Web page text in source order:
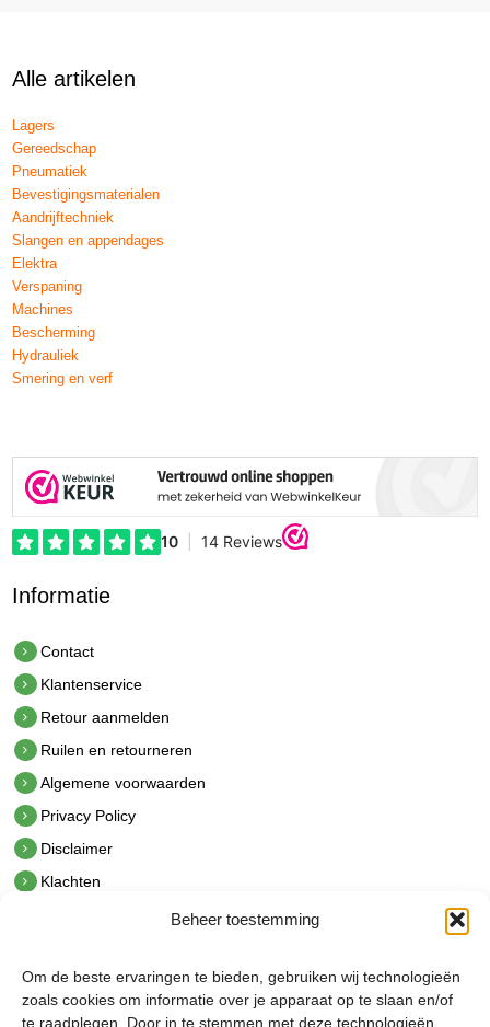
Beheer toestemming
Om de beste ervaringen te bieden, gebruiken wij technologieën
zoals cookies om informatie over je apparaat op te slaan en/of
te raadplegen. Door in te stemmen met deze technologieën
Alle artikelen
Lagers
Gereedschap
Pneumatiek
Bevestigingsmaterialen
Aandrijftechniek
Slangen en appendages
Elektra
Verspaning
Machines
Bescherming
Hydrauliek
Smering en verf
Informatie
Contact
Klantenservice
Retour aanmelden
Ruilen en retourneren
Algemene voorwaarden
Privacy Policy
Disclaimer
Klachten
hetindustriehuis B.V.
De Hoek 1 1601 MR Enkhuizen
t.0228 53 00 40